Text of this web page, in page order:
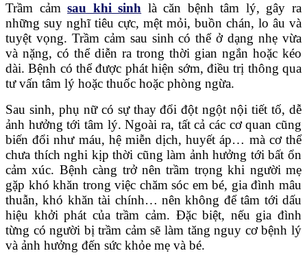
Trầm cảmsau khi sinh là căn bệnh tâm lý, gây ra
những suy nghĩ tiêu cực, mệt mỏi, buồn chán, lo âu và
tuyệt vọng. Trầm cảm sau sinh có thể ở dạng nhẹ vừa
và nặng, có thể diễn ra trong thời gian ngắn hoặc kéo
dài. Bệnh có thể được phát hiện sớm, điều trị thông qua
tư vấn tâm lý hoặc thuốc hoặc phòng ngừa.
Sau sinh, phụ nữ có sự thay đổi đột ngột nội tiết tố, dễ
ảnh hưởng tới tâm lý. Ngoài ra, tất cả các cơ quan cũng
biến đổi như máu, hệ miễn dịch, huyết áp… mà cơ thể
chưa thích nghi kịp thời cũng làm ảnh hưởng tới bất ổn
cảm xúc. Bệnh càng trở nên trầm trọng khi người mẹ
gặp khó khăn trong việc chăm sóc em bé, gia đình mâu
thuẫn, khó khăn tài chính… nên không để tâm tới dấu
hiệu khởi phát của trầm cảm. Đặc biệt, nếu gia đình
từng có người bị trầm cảm sẽ làm tăng nguy cơ bệnh lý
và ảnh hưởng đến sức khỏe mẹ và bé.